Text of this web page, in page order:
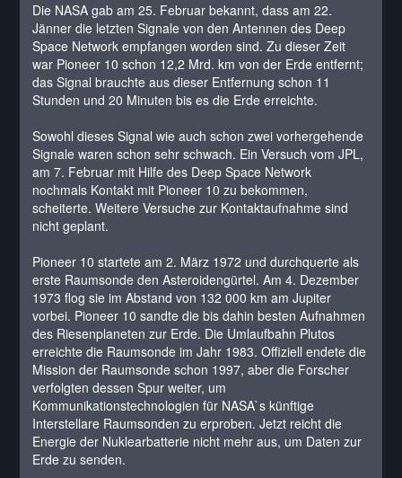
Die NASA gab am 25. Februar bekannt, dass am 22.
Jänner die letzten Signale von den Antennen des Deep
Space Network empfangen worden sind. Zu dieser Zeit
war Pioneer 10 schon 12,2 Mrd. km von der Erde entfernt;
das Signal brauchte aus dieser Entfernung schon 11
Stunden und 20 Minuten bis es die Erde erreichte.
Sowohl dieses Signal wie auch schon zwei vorhergehende
Signale waren schon sehr schwach. Ein Versuch vom JPL,
am 7. Februar mit Hilfe des Deep Space Network
nochmals Kontakt mit Pioneer 10 zu bekommen,
scheiterte. Weitere Versuche zur Kontaktaufnahme sind
nicht geplant.
Pioneer 10 startete am 2. März 1972 und durchquerte als
erste Raumsonde den Asteroidengürtel. Am 4. Dezember
1973 flog sie im Abstand von 132 000 km am Jupiter
vorbei. Pioneer 10 sandte die bis dahin besten Aufnahmen
des Riesenplaneten zur Erde. Die Umlaufbahn Plutos
erreichte die Raumsonde im Jahr 1983. Offiziell endete die
Mission der Raumsonde schon 1997, aber die Forscher
verfolgten dessen Spur weiter, um
Kommunikationstechnologien für NASA`s künftige
Interstellare Raumsonden zu erproben. Jetzt reicht die
Energie der Nuklearbatterie nicht mehr aus, um Daten zur
Erde zu senden.